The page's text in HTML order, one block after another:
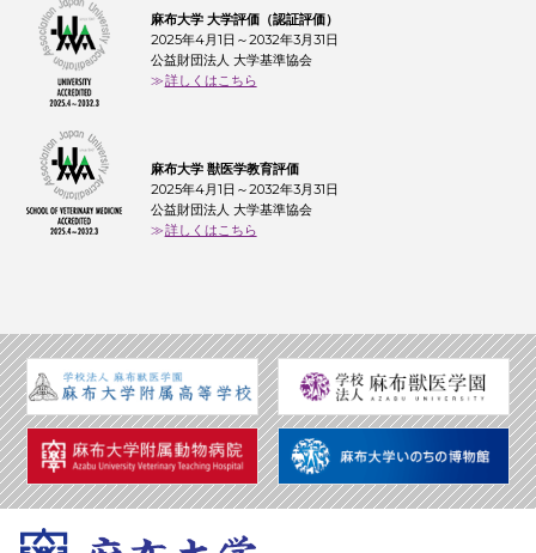
麻布大学 大学評価（認証評価）
2025年4月1日～2032年3月31日
公益財団法人 大学基準協会
詳しくはこちら
麻布大学 獣医学教育評価
2025年4月1日～2032年3月31日
公益財団法人 大学基準協会
詳しくはこちら